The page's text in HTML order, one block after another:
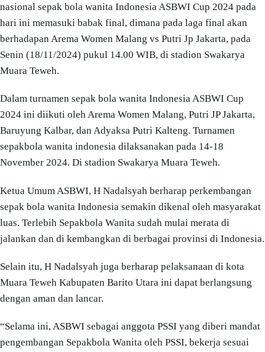
nasional sepak bola wanita Indonesia ASBWI Cup 2024 pada
hari ini memasuki babak final, dimana pada laga final akan
berhadapan Arema Women Malang vs Putri Jp Jakarta, pada
Senin (18/11/2024) pukul 14.00 WIB, di stadion Swakarya
Muara Teweh.
Dalam turnamen sepak bola wanita Indonesia ASBWI Cup
2024 ini diikuti oleh Arema Women Malang, Putri JP Jakarta,
Baruyung Kalbar, dan Adyaksa Putri Kalteng. Turnamen
sepakbola wanita indonesia dilaksanakan pada 14-18
November 2024. Di stadion Swakarya Muara Teweh.
Ketua Umum ASBWI, H Nadalsyah berharap perkembangan
sepak bola wanita Indonesia semakin dikenal oleh masyarakat
luas. Terlebih Sepakbola Wanita sudah mulai merata di
jalankan dan di kembangkan di berbagai provinsi di Indonesia.
Selain itu, H Nadalsyah juga berharap pelaksanaan di kota
Muara Teweh Kabupaten Barito Utara ini dapat berlangsung
dengan aman dan lancar.
“Selama ini, ASBWI sebagai anggota PSSI yang diberi mandat
pengembangan Sepakbola Wanita oleh PSSI, bekerja sesuai